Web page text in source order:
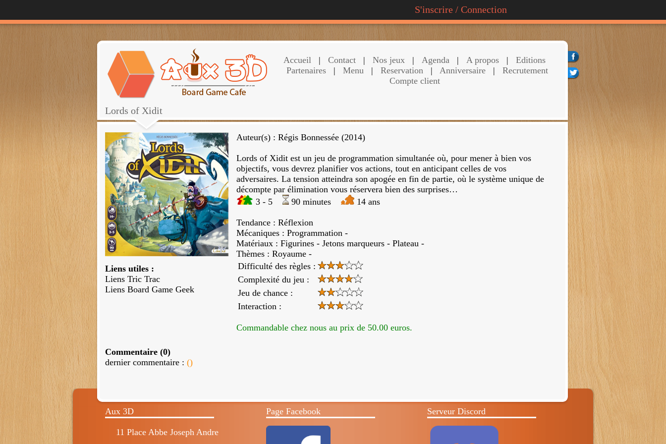
S'inscrire / Connection
Accueil | Contact | Nos jeux | Agenda | A propos | Editions
Partenaires| Menu| Reservation| Anniversaire|
Recrutement
Compte client
Lords of Xidit
Auteur(s) : Régis Bonnessée (2014)
Lords of Xidit est un jeu de programmation simultanée où, pour mener à bien vos
objectifs, vous devrez planifier vos actions, tout en anticipant celles de vos
adversaires. La tension atteindra son apogée en fin de partie, où le système unique de
décompte par élimination vous réservera bien des surprises…
3 - 5
90 minutes 14 ans
Tendance : Réflexion
Mécaniques : Programmation -
Matériaux : Figurines - Jetons marqueurs - Plateau -
Thèmes : Royaume -
Difficulté des règles :
Complexité du jeu :
Jeu de chance :
Interaction :
Commandable chez nous au prix de 50.00 euros.
Liens utiles :
Liens Tric Trac
Liens Board Game Geek
Commentaire (0)
dernier commentaire : ()
Aux 3D
11 Place Abbe Joseph Andre
Page Facebook Serveur Discord